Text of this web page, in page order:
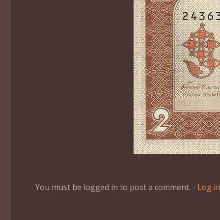
You must be logged in to post a comment. - Log in